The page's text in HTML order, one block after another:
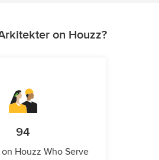
on Houzz?
94
on Houzz Who Serve